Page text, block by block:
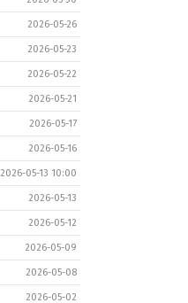
2026-05-26
2026-05-23
2026-05-22
2026-05-21
2026-05-17
2026-05-16
2026-05-13 10:00
2026-05-13
2026-05-12
2026-05-09
2026-05-08
2026-05-02